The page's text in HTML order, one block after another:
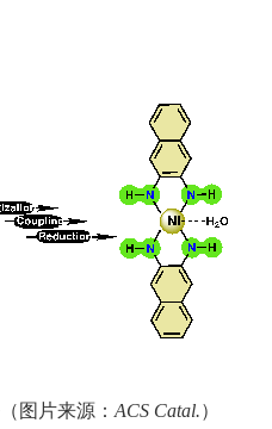
（图片来源：ACS Catal.）